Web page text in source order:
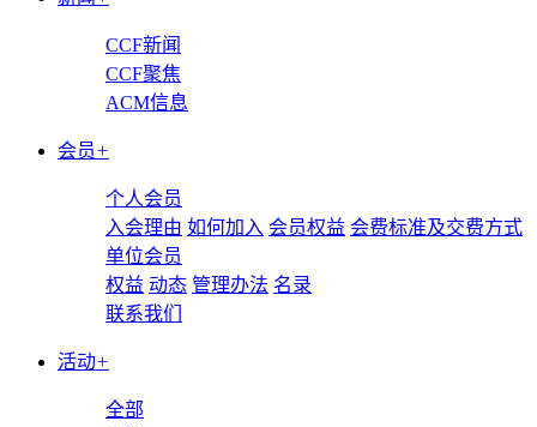
CCF新闻
CCF聚焦
ACM信息
会员+
个人会员
入会理由 如何加入 会员权益 会费标准及交费方式
单位会员
权益 动态 管理办法 名录
联系我们
活动+
全部